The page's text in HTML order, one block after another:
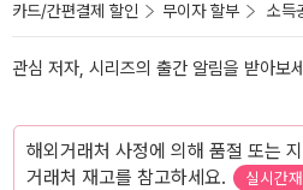
카드/간편결제 할인 무이자 할부 소득
관심 저자, 시리즈의 출간 알림을 받아보
해외거래처 사정에 의해 품절 또는
거래처 재고를 참고하세요.
실시간